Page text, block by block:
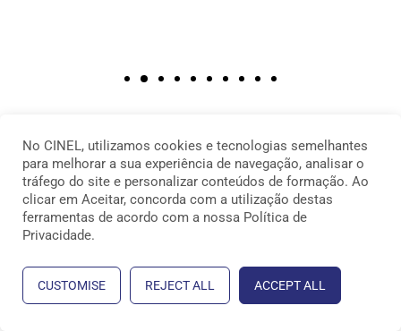
VER TODOS
No CINEL, utilizamos cookies e tecnologias semelhantes
para melhorar a sua experiência de navegação, analisar o
tráfego do site e personalizar conteúdos de formação. Ao
clicar em Aceitar, concorda com a utilização destas
ferramentas de acordo com a nossa Política de
Privacidade.
CUSTOMISE REJECT ALL ACCEPT ALL